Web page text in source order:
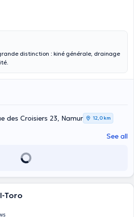
distinction : kiné générale, drainage
des Croisiers 23, Namur 12,0 km
See all
Toro